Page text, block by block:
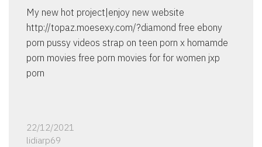
My new hot project|enjoy new website
http://topaz.moesexy.com/?diamond free ebony
porn pussy videos strap on teen porn x homamde
porn movies free porn movies for for women jxp
porn
22/12/2021
lidiarp69